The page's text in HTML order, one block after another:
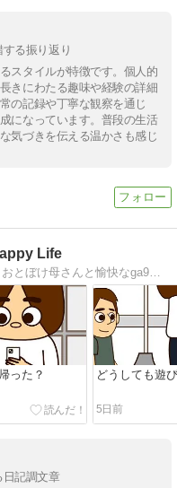
る振り返り
スタイルが特徴です。個人的
きにわたる趣味や経験の詳細
の記録や丁寧な観察を通じ
になっています。普段の生活
気づきを伝える温かさも感じ
Life
自閉症のga9さんとの楽しい日常！おとぼけ母さんと愉快なga9さんの絵日記ブログ
った？ どうしても遊
5日前
日記調文章